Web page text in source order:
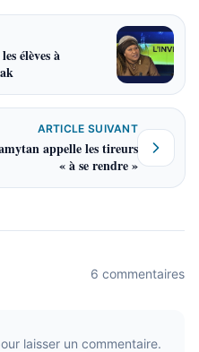
élèves à
ARTICLE SUIVANT
appelle les tireurs
« à se rendre »
6 commentaires
laisser un commentaire.